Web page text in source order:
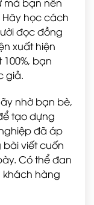
học cách
đọc đồng
xuất hiện
bạn
giả.
nhờ bạn bè,
tạo dựng
đã áp
viết cuốn
Có thể đan
khách hàng